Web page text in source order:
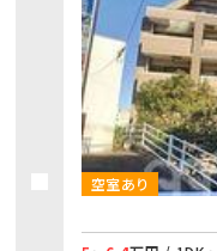
空室あり